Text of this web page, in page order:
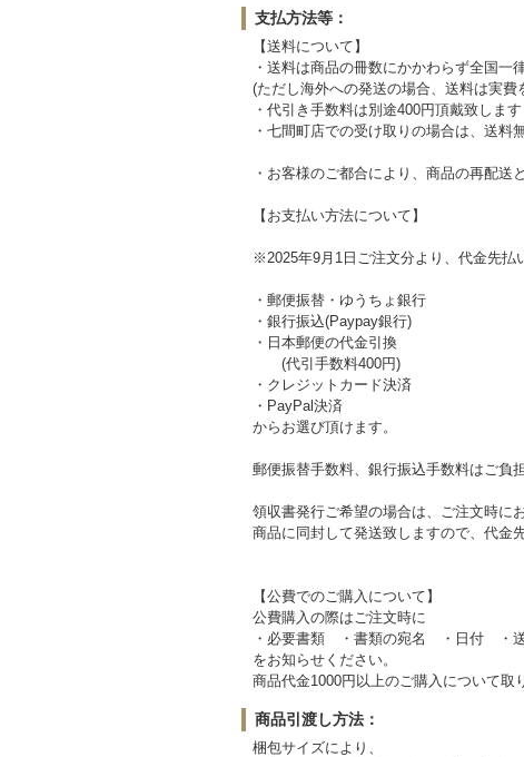
支払方法等：
【送料について】
・送料は商品の冊数にかかわらず全国
(ただし海外への発送の場合、送料は実費
・代引き手数料は別途400円頂戴致します
・七間町店での受け取りの場合は、送料
・お客様のご都合により、商品の再配送
【お支払い方法について】
※2025年9月1日ご注文分より、代金先払
・郵便振替・ゆうちょ銀行
・銀行振込(Paypay銀行)
・日本郵便の代金引換
(代引手数料400円)
・クレジットカード決済
・PayPal決済
からお選び頂けます。
郵便振替手数料、銀行振込手数料はご負
領収書発行ご希望の場合は、ご注文時に
商品に同封して発送致しますので、代金
【公費でのご購入について】
公費購入の際はご注文時に
・必要書類 ・書類の宛名 ・日付 ・
をお知らせください。
商品代金1000円以上のご購入について取
商品引渡し方法：
梱包サイズにより、